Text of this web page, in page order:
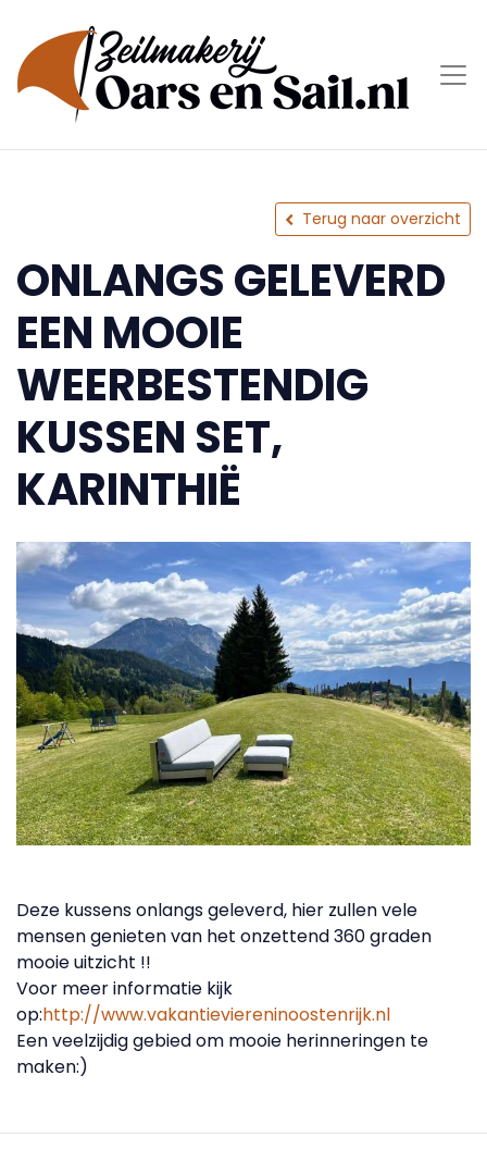
ONLANGS GELEVERD
EEN MOOIE
WEERBESTENDIG
KUSSEN SET,
KARINTHIË
Terug naar overzicht
Deze kussens onlangs geleverd, hier zullen vele
mensen genieten van het onzettend 360 graden
mooie uitzicht !!
Voor meer informatie kijk
op:http://www.vakantieviereninoostenrijk.nl
Een veelzijdig gebied om mooie herinneringen te
maken:)